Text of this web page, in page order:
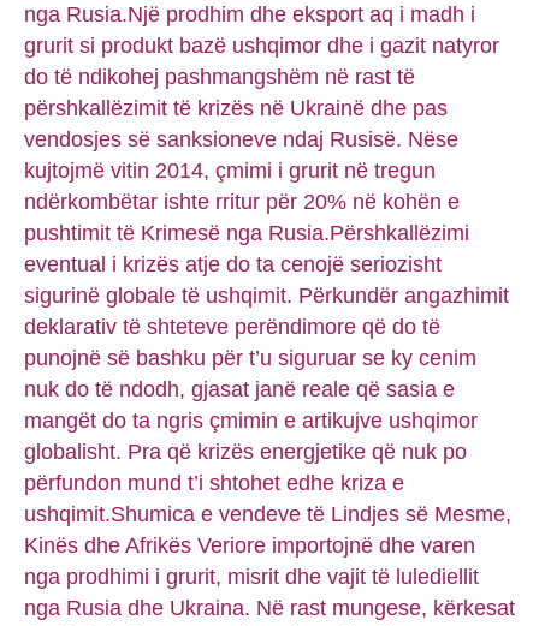
nga Rusia.Një prodhim dhe eksport aq i madh i
grurit si produkt bazë ushqimor dhe i gazit natyror
do të ndikohej pashmangshëm në rast të
përshkallëzimit të krizës në Ukrainë dhe pas
vendosjes së sanksioneve ndaj Rusisë. Nëse
kujtojmë vitin 2014, çmimi i grurit në tregun
ndërkombëtar ishte rritur për 20% në kohën e
pushtimit të Krimesë nga Rusia.Përshkallëzimi
eventual i krizës atje do ta cenojë seriozisht
sigurinë globale të ushqimit. Përkundër angazhimit
deklarativ të shteteve perëndimore që do të
punojnë së bashku për t’u siguruar se ky cenim
nuk do të ndodh, gjasat janë reale që sasia e
mangët do ta ngris çmimin e artikujve ushqimor
globalisht. Pra që krizës energjetike që nuk po
përfundon mund t’i shtohet edhe kriza e
ushqimit.Shumica e vendeve të Lindjes së Mesme,
Kinës dhe Afrikës Veriore importojnë dhe varen
nga prodhimi i grurit, misrit dhe vajit të lulediellit
nga Rusia dhe Ukraina. Në rast mungese, kërkesat